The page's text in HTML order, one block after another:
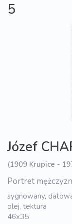
5
Józef
(1909 Krupice -
Portret
sygnowany,
olej, tektura
46x35